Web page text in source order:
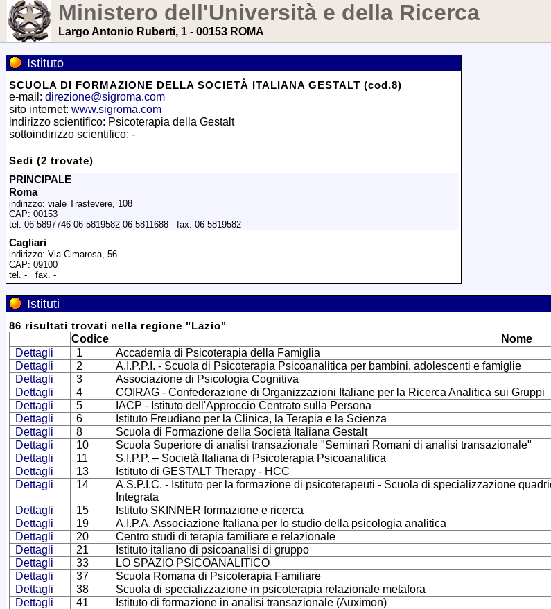
Ministero dell'Università e della Ricerca
Largo Antonio Ruberti, 1 - 00153 ROMA
Istituto
SCUOLA DI FORMAZIONE DELLA SOCIETÀ ITALIANA GESTALT (cod.8)
e-mail: direzione@sigroma.com
sito internet: www.sigroma.com
indirizzo scientifico: Psicoterapia della Gestalt
sottoindirizzo scientifico: -
Sedi (2 trovate)
PRINCIPALE
Roma
indirizzo: viale Trastevere, 108
CAP: 00153
tel. 06 5897746 06 5819582 06 5811688 fax. 06 5819582
Cagliari
indirizzo: Via Cimarosa, 56
CAP: 09100
tel. - fax. -
Istituti
86 risultati trovati nella regione "Lazio"
Codice
Nome
Dettagli
1
Accademia di Psicoterapia della Famiglia
Dettagli
2
A.I.P.P.I. - Scuola di Psicoterapia Psicoanalitica per bambini, adolescenti e famiglie
Dettagli
3
Associazione di Psicologia Cognitiva
Dettagli
4
COIRAG - Confederazione di Organizzazioni Italiane per la Ricerca Analitica sui Gruppi
Dettagli
5
IACP - Istituto dell'Approccio Centrato sulla Persona
Dettagli
6
Istituto Freudiano per la Clinica, la Terapia e la Scienza
Dettagli
8
Scuola di Formazione della Società Italiana Gestalt
Dettagli
10
Scuola Superiore di analisi transazionale "Seminari Romani di analisi transazionale"
Dettagli
11
S.I.P.P. – Società Italiana di Psicoterapia Psicoanalitica
Dettagli
13
Istituto di GESTALT Therapy - HCC
Dettagli
14
A.S.P.I.C. - Istituto per la formazione di psicoterapeuti - Scuola di specializzazione
Integrata
Dettagli
15
Istituto SKINNER formazione e ricerca
Dettagli
19
A.I.P.A. Associazione Italiana per lo studio della psicologia analitica
Dettagli
20
Centro studi di terapia familiare e relazionale
Dettagli
21
Istituto italiano di psicoanalisi di gruppo
Dettagli
33
LO SPAZIO PSICOANALITICO
Dettagli
37
Scuola Romana di Psicoterapia Familiare
Dettagli
38
Scuola di specializzazione in psicoterapia relazionale metafora
Dettagli
41
Istituto di formazione in analisi transazionale (Auximon)